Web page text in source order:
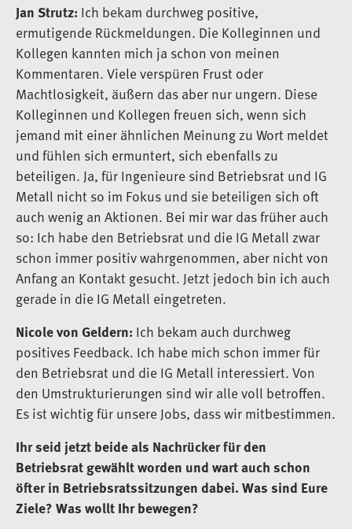
Jan Strutz: Ich bekam durchweg positive,
ermutigende Rückmeldungen. Die Kolleginnen und
Kollegen kannten mich ja schon von meinen
Kommentaren. Viele verspüren Frust oder
Machtlosigkeit, äußern das aber nur ungern. Diese
Kolleginnen und Kollegen freuen sich, wenn sich
jemand mit einer ähnlichen Meinung zu Wort meldet
und fühlen sich ermuntert, sich ebenfalls zu
beteiligen. Ja, für Ingenieure sind Betriebsrat und IG
Metall nicht so im Fokus und sie beteiligen sich oft
auch wenig an Aktionen. Bei mir war das früher auch
so: Ich habe den Betriebsrat und die IG Metall zwar
schon immer positiv wahrgenommen, aber nicht von
Anfang an Kontakt gesucht. Jetzt jedoch bin ich auch
gerade in die IG Metall eingetreten.
Nicole von Geldern: Ich bekam auch durchweg
positives Feedback. Ich habe mich schon immer für
den Betriebsrat und die IG Metall interessiert. Von
den Umstrukturierungen sind wir alle voll betroffen.
Es ist wichtig für unsere Jobs, dass wir mitbestimmen.
Ihr seid jetzt beide als Nachrücker für den
Betriebsrat gewählt worden und wart auch schon
öfter in Betriebsratssitzungen dabei. Was sind Eure
Ziele? Was wollt Ihr bewegen?